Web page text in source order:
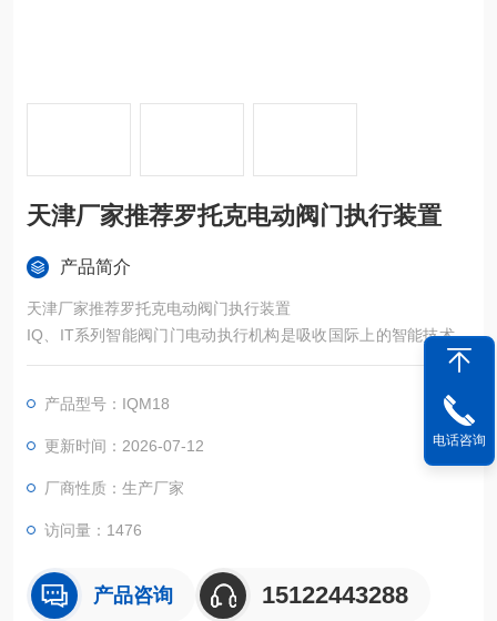
天津厂家推荐罗托克电动阀门执行装置
产品简介
天津厂家推荐罗托克电动阀门执行装置
IQ、IT系列智能阀门门电动执行机构是吸收国际上的智能技术，
采用*双密封和非侵入式结构，保证360度任意角度安装不漏油，
化产品。
产品型号：IQM18
更新时间：2026-07-12
厂商性质：生产厂家
访问量：1476
产品咨询 15122443288
电话咨询